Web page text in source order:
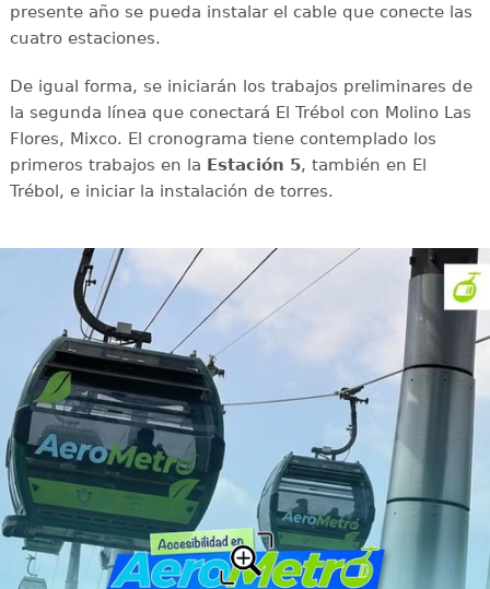
presente año se pueda instalar el cable que conecte las
cuatro estaciones.
De igual forma, se iniciarán los trabajos preliminares de
la segunda línea que conectará El Trébol con Molino Las
Flores, Mixco. El cronograma tiene contemplado los
primeros trabajos en la Estación 5, también en El
Trébol, e iniciar la instalación de torres.